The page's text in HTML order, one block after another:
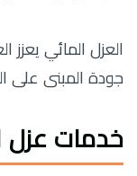
العزل المائي يعزز
جودة المبنى على
خدمات عزل